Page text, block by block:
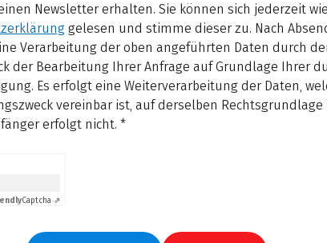
Newsletter erhalten. Sie können sich jederzeit
gelesen und stimme dieser zu. Nach
Verarbeitung der oben angeführten Daten durch
der Bearbeitung Ihrer Anfrage auf Grundlage Ihrer
Es erfolgt eine Weiterverarbeitung der Daten,
vereinbar ist, auf derselben Rechtsgrundlage
erfolgt nicht. *
Captcha ⇗